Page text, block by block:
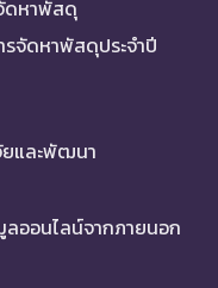
ดหาพัสดุ
จัดหาพัสดุประจำปี
ยและพัฒนา
ลออนไลน์จากภายนอก